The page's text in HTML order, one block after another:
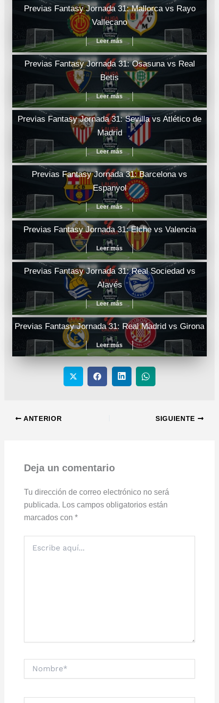
Previas Fantasy Jornada 31: Mallorca vs Rayo
Vallecano
Leer más
Previas Fantasy Jornada 31: Osasuna vs Real
Betis
Leer más
Previas Fantasy Jornada 31: Sevilla vs Atlético de
Madrid
Leer más
Previas Fantasy Jornada 31: Barcelona vs
Espanyol
Leer más
Previas Fantasy Jornada 31: Elche vs Valencia
Leer más
Previas Fantasy Jornada 31: Real Sociedad vs
Alavés
Leer más
Previas Fantasy Jornada 31: Real Madrid vs Girona
Leer más
ANTERIOR SIGUIENTE
Deja un comentario
Tu dirección de correo electrónico no será
publicada. Los campos obligatorios están
marcados con *
aquí...